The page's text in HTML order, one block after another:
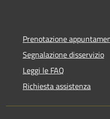
Prenotazione
Segnalazione disservizio
Leggi le FAQ
Richiesta assistenza